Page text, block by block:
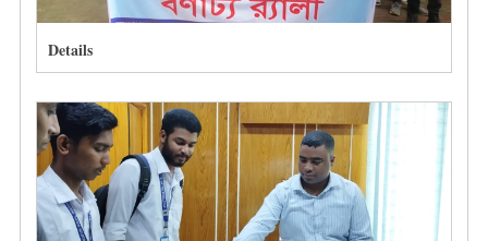
Details